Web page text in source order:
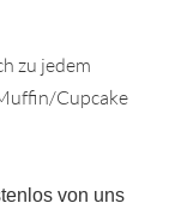
zu jedem
Cupcake
von uns